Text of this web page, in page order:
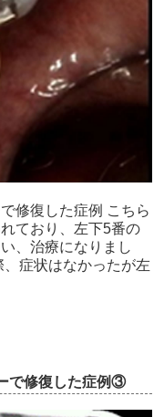
修復した症例​ こちら
ており、左下5番の
、治療になりまし
症状はなかったが左
で修復した症例③